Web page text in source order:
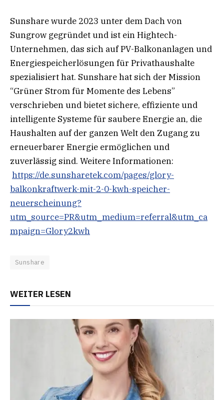
Sunshare wurde 2023 unter dem Dach von
Sungrow gegründet und ist ein Hightech-
Unternehmen, das sich auf PV-Balkonanlagen und
Energiespeicherlösungen für Privathaushalte
spezialisiert hat. Sunshare hat sich der Mission
“Grüner Strom für Momente des Lebens”
verschrieben und bietet sichere, effiziente und
intelligente Systeme für saubere Energie an, die
Haushalten auf der ganzen Welt den Zugang zu
erneuerbarer Energie ermöglichen und
zuverlässig sind. Weitere Informationen:
https://de.sunsharetek.com/pages/glory-
balkonkraftwerk-mit-2-0-kwh-speicher-
neuerscheinung?
utm_source=PR&utm_medium=referral&utm_ca
mpaign=Glory2kwh
Sunshare
WEITER LESEN